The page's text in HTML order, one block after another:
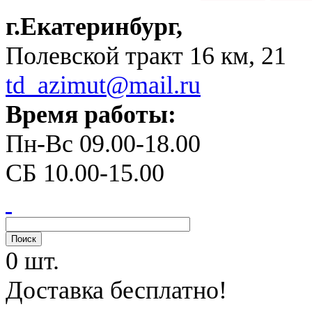
г.Екатеринбург,
Полевской тракт 16 км, 21
td_azimut@mail.ru
Время работы:
Пн-Вс 09.00-18.00
СБ 10.00-15.00
0 шт.
Доставка бесплатно!